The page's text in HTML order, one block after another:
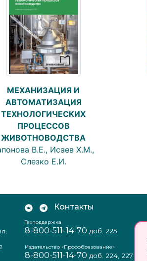
МЕХАНИЗАЦИЯ И
АВТОМАТИЗАЦИЯ
ТЕХНОЛОГИЧЕСКИХ
ПРОЦЕССОВ
ЖИВОТНОВОДСТВА
В.Е., Исаев Х.М.,
Слезко Е.И.
Контакты
Техподдержка
8-800-511-14-70 доб. 225
Издательство «Профобразование»
8-800-511-14-70 доб. 224, 227